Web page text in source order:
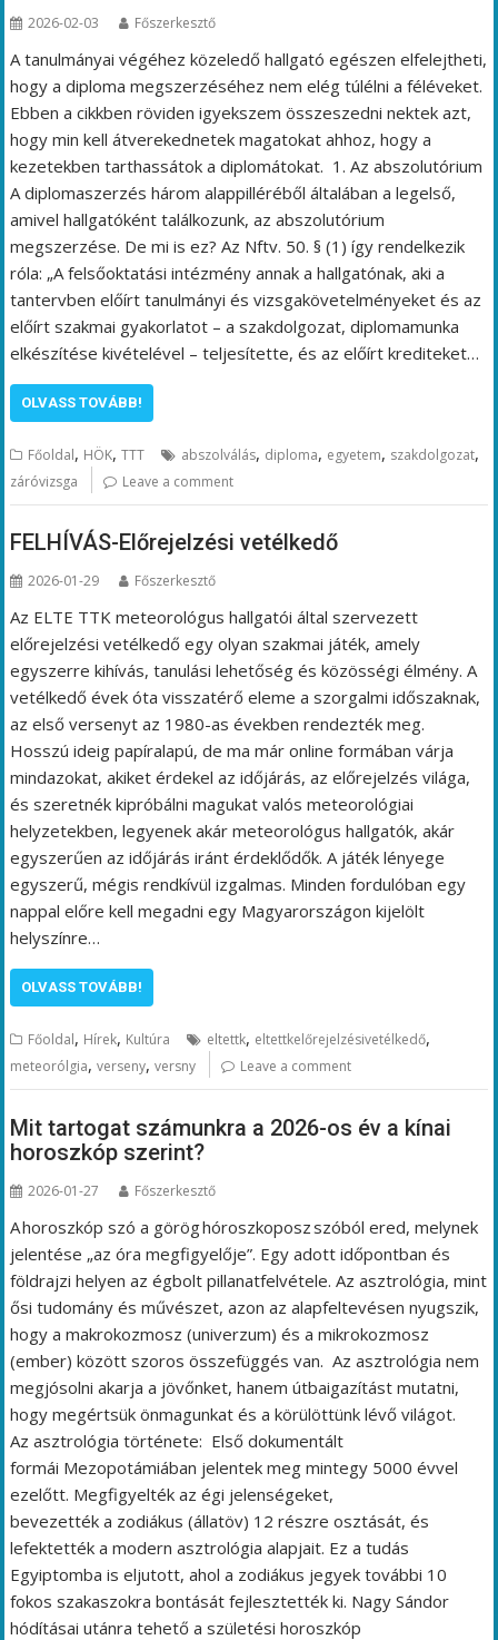
2026-02-03 Főszerkesztő
A tanulmányai végéhez közeledő hallgató egészen elfelejtheti,
hogy a diploma megszerzéséhez nem elég túlélni a féléveket.
Ebben a cikkben röviden igyekszem összeszedni nektek azt,
hogy min kell átverekednetek magatokat ahhoz, hogy a
kezetekben tarthassátok a diplomátokat. 1. Az abszolutórium
A diplomaszerzés három alappilléréből általában a legelső,
amivel hallgatóként találkozunk, az abszolutórium
megszerzése. De mi is ez? Az Nftv. 50. § (1) így rendelkezik
róla: „A felsőoktatási intézmény annak a hallgatónak, aki a
tantervben előírt tanulmányi és vizsgakövetelményeket és az
előírt szakmai gyakorlatot – a szakdolgozat, diplomamunka
elkészítése kivételével – teljesítette, és az előírt krediteket…
OLVASS TOVÁBB!
Főoldal, HÖK,TTT abszolválás, diploma, egyetem, szakdolgozat,
záróvizsga Leave a comment
FELHÍVÁS-Előrejelzési vetélkedő
2026-01-29 Főszerkesztő
Az ELTE TTK meteorológus hallgatói által szervezett
előrejelzési vetélkedő egy olyan szakmai játék, amely
egyszerre kihívás, tanulási lehetőség és közösségi élmény. A
vetélkedő évek óta visszatérő eleme a szorgalmi időszaknak,
az első versenyt az 1980-as években rendezték meg.
Hosszú ideig papíralapú, de ma már online formában várja
mindazokat, akiket érdekel az időjárás, az előrejelzés világa,
és szeretnék kipróbálni magukat valós meteorológiai
helyzetekben, legyenek akár meteorológus hallgatók, akár
egyszerűen az időjárás iránt érdeklődők. A játék lényege
egyszerű, mégis rendkívül izgalmas. Minden fordulóban egy
nappal előre kell megadni egy Magyarországon kijelölt
helyszínre…
OLVASS TOVÁBB!
Főoldal, Hírek, Kultúra eltettk, eltettkelőrejelzésivetélkedő,
meteorólgia,verseny,versny Leave a comment
Mit tartogat számunkra a 2026-os év a kínai
horoszkóp szerint?
2026-01-27 Főszerkesztő
A horoszkóp szó a görög hóroszkoposz szóból ered, melynek
jelentése „az óra megfigyelője”. Egy adott időpontban és
földrajzi helyen az égbolt pillanatfelvétele. Az asztrológia, mint
ősi tudomány és művészet, azon az alapfeltevésen nyugszik,
hogy a makrokozmosz (univerzum) és a mikrokozmosz
(ember) között szoros összefüggés van. Az asztrológia nem
megjósolni akarja a jövőnket, hanem útbaigazítást mutatni,
hogy megértsük önmagunkat és a körülöttünk lévő világot.
Az asztrológia története: Első dokumentált
formái Mezopotámiában jelentek meg mintegy 5000 évvel
ezelőtt. Megfigyelték az égi jelenségeket,
bevezették a zodiákus (állatöv) 12 részre osztását, és
lefektették a modern asztrológia alapjait. Ez a tudás
Egyiptomba is eljutott, ahol a zodiákus jegyek további 10
fokos szakaszokra bontását fejlesztették ki. Nagy Sándor
hódításai utánra tehető a születési horoszkóp